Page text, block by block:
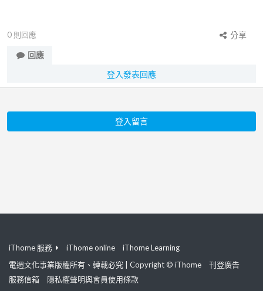
0 則回應
分享
回應
登入發表回應
登入留言
iThome 服務 iThome online
iThome Learning
電週文化事業版權所有、轉載必究 | Copyright © iThome
刊登廣告
服務信箱
隱私權聲明與會員使用條款